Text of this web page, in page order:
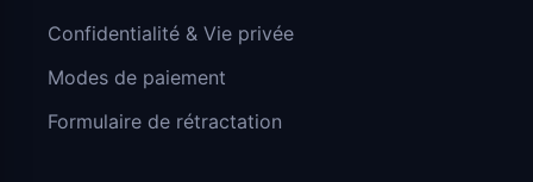
Confidentialité & Vie privée
Modes de paiement
Formulaire de rétractation